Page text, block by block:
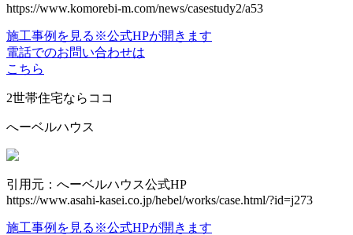
https://www.komorebi-m.com/news/casestudy2/a53
施工事例を見る ※公式HPが開きます
電話でのお問い合わせは
こちら
2世帯住宅ならココ
へーベルハウス
引用元：へーベルハウス公式HP
https://www.asahi-kasei.co.jp/hebel/works/case.html/?id=j273
施工事例を見る ※公式HPが開きます